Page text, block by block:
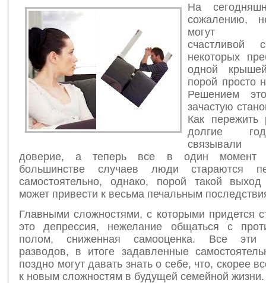
На
сожалению,
могут
счастливой
некоторых
одной
порой просто
Решением
зачастую
Как пережить
долгие
связывали
доверие, а теперь все в один момент
большинстве случаев люди стараются
самостоятельно, однако, порой такой
может привести к весьма печальным
Главными сложностями, с которыми придется
это депрессия, нежелание общаться с
полом, сниженная самооценка. Все эти
разводов, в итоге задавленные
поздно могут давать знать о себе, что, скорее
к новым сложностям в будущей семейной жизни.